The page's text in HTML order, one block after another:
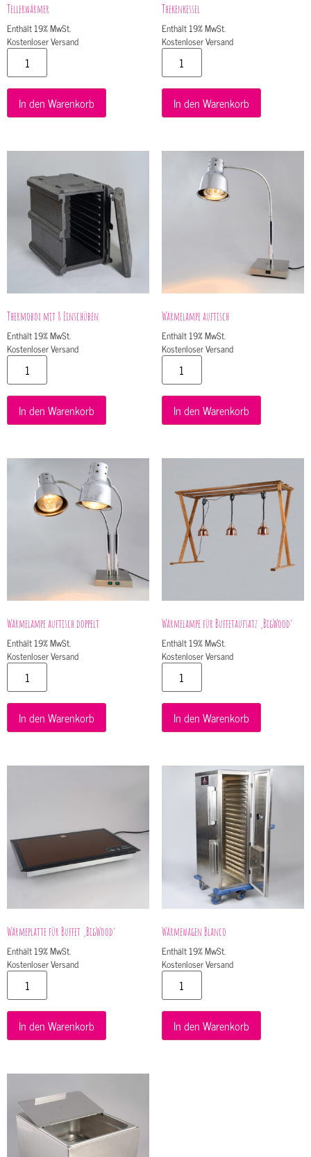
Tellerwärmer
Enthält 19% MwSt.
Kostenloser Versand
In den Warenkorb
Thekenkessel
Enthält 19% MwSt.
Kostenloser Versand
In den Warenkorb
Thermobox mit 8 Einschüben
Enthält 19% MwSt.
Kostenloser Versand
In den Warenkorb
Wärmelampe auftisch
Enthält 19% MwSt.
Kostenloser Versand
In den Warenkorb
Wärmelampe auftisch doppelt
Enthält 19% MwSt.
Kostenloser Versand
In den Warenkorb
Wärmelampe für Buffetaufsatz ‚BigWood‘
Enthält 19% MwSt.
Kostenloser Versand
In den Warenkorb
Wärmeplatte für Buffet ‚BigWood‘
Enthält 19% MwSt.
Kostenloser Versand
In den Warenkorb
Wärmewagen Blanco
Enthält 19% MwSt.
Kostenloser Versand
In den Warenkorb